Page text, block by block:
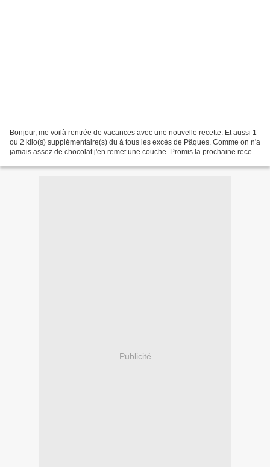
Bonjour, me voilà rentrée de vacances avec une nouvelle recette. Et aussi 1
ou 2 kilo(s) supplémentaire(s) du à tous les excès de Pâques. Comme on n'a
jamais assez de chocolat j'en remet une couche. Promis la prochaine recette
Publicité